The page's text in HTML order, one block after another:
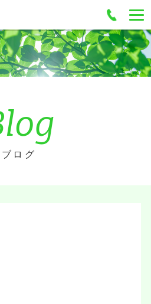
Blog
ブログ